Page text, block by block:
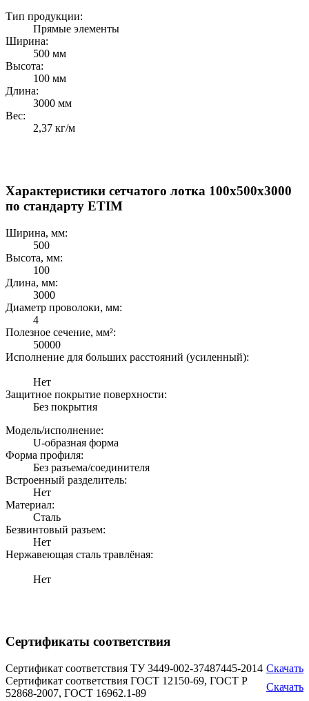
Тип продукции:
Прямые элементы
Ширина:
500 мм
Высота:
100 мм
Длина:
3000 мм
Вес:
2,37 кг/м
Характеристики сетчатого лотка 100x500x3000
по стандарту ETIM
Ширина, мм:
500
Высота, мм:
100
Длина, мм:
3000
Диаметр проволоки, мм:
4
Полезное сечение, мм²:
50000
Исполнение для больших расстояний (усиленный):
Нет
Защитное покрытие поверхности:
Без покрытия
Модель/исполнение:
U-образная форма
Форма профиля:
Без разъема/соединителя
Встроенный разделитель:
Нет
Материал:
Сталь
Безвинтовый разъем:
Нет
Нержавеющая сталь травлёная:
Нет
Сертификаты соответствия
Сертификат соответствия ТУ 3449-002-37487445-2014 Скачать
Сертификат соответствия ГОСТ 12150-69, ГОСТ Р
52868-2007, ГОСТ 16962.1-89
Скачать